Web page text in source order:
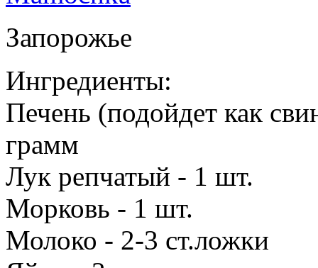
Запорожье
Ингредиенты:
Печень (подойдет как
грамм
Лук репчатый - 1 шт.
Морковь - 1 шт.
Молоко - 2-3 ст.ложки